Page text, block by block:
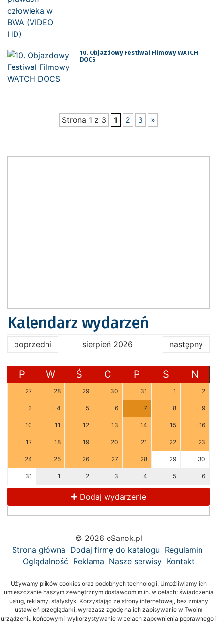
10. Objazdowy Festiwal Filmowy WATCH
DOCS
Strona 1 z 3 1 2 3 »
Kalendarz wydarzeń
poprzedni sierpień 2026 następny
P W Ś C P S N
27 28 29 30 31 1 2
3 4 5 6 7 8 9
10 11 12 13 14 15 16
17 18 19 20 21 22 23
24 25 26 27 28 29 30
31 1 2 3 4 5 6
Dodaj wydarzenie
© 2026 eSanok.pl
Strona główna Dodaj firmę do katalogu Regulamin
Oglądalność Reklama Nasze serwisy Kontakt
Używamy plików cookies oraz podobnych technologii. Umożliwiamy ich
umieszczanie naszym zewnętrznym dostawcom m.in. w celach: świadczenia
usług, reklamy, statystyk. Korzystając ze strony internetowej, bez zmiany
ustawień przeglądarki, wyrażasz zgodę na ich zapisywanie w Twoim
urządzeniu końcowym i wykorzystywanie w celach zapewnienia poprawnego i